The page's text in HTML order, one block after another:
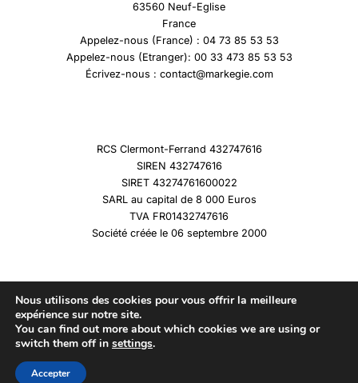
63560 Neuf-Eglise
France
Appelez-nous (France) : 04 73 85 53 53
Appelez-nous (Etranger): 00 33 473 85 53 53
Écrivez-nous : contact@markegie.com
RCS Clermont-Ferrand 432747616
SIREN 432747616
SIRET 43274761600022
SARL au capital de 8 000 Euros
TVA FR01432747616
Société créée le 06 septembre 2000
Copyright © 2026 Marqueshistoire
Nous utilisons des cookies pour vous offrir la meilleure
expérience sur notre site.
You can find out more about which cookies we are using or
switch them off in settings.
Accepter